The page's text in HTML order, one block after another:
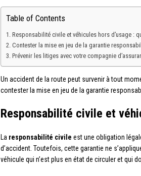
Table of Contents
Responsabilité civile et véhicules hors d’usage :
Contester la mise en jeu de la garantie
Prévenir les litiges avec votre compagnie
Un accident de la route peut survenir à tout
contester la mise en jeu de la garantie
Responsabilité civile et
La responsabilité civile est une obligation
d’accident. Toutefois, cette garantie ne
véhicule qui n’est plus en état de circuler et qui